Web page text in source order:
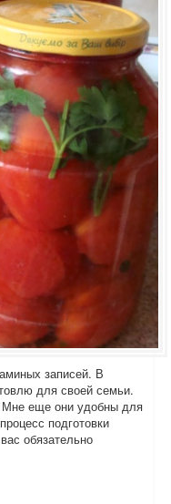
записей. В
для своей семьи.
еще они удобны для
подготовки
обязательно